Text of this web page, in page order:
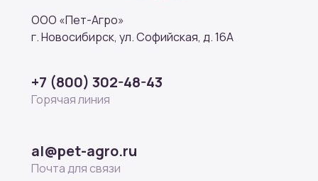
ООО «Пет-Агро»
г. Новосибирск, ул. Софийская, д. 16А
+7 (800) 302-48-43
al@pet-agro.ru
Горячая линия
Почта для связи